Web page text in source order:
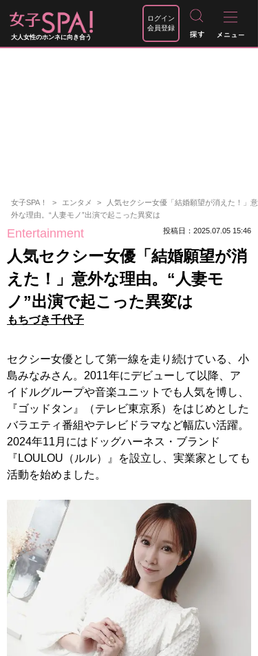
大人女性のホンネに向き合う
ログイン
会員登録
女子SPA！ エンタメ
人気セクシー女優「結婚願望が消えた！」意
外な理由。“人妻モノ”出演で起こった異変は
Entertainment 投稿日：2025.07.05 15:46
人気セクシー女優「結婚願望が消
えた！」意外な理由。“人妻モ
ノ”出演で起こった異変は
もちづき千代子
セクシー女優として第一線を走り続けている、小
島みなみさん。2011年にデビューして以降、ア
イドルグループや音楽ユニットでも人気を博し、
『ゴッドタン』（テレビ東京系）をはじめとした
バラエティ番組やテレビドラマなど幅広い活躍。
2024年11月にはドッグハーネス・ブランド
『LOULOU（ルル）』を設立し、実業家としても
活動を始めました。